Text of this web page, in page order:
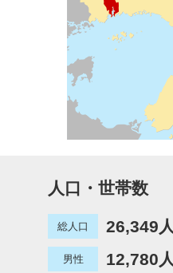
人口・世帯数
総人口 26,349人
男性 12,780人